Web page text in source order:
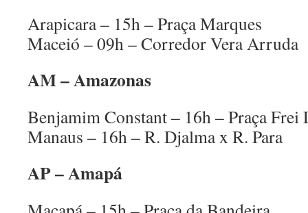
Arapicara – 15h – Praça Marques
Maceió – 09h – Corredor Vera Arruda
AM – Amazonas
Benjamim Constant – 16h – Praça Frei
Manaus – 16h – R. Djalma x R. Para
AP – Amapá